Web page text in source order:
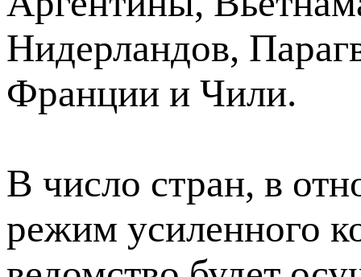
Нидерландов,
Франции и Чили.
В число стран, в
режим усиленного